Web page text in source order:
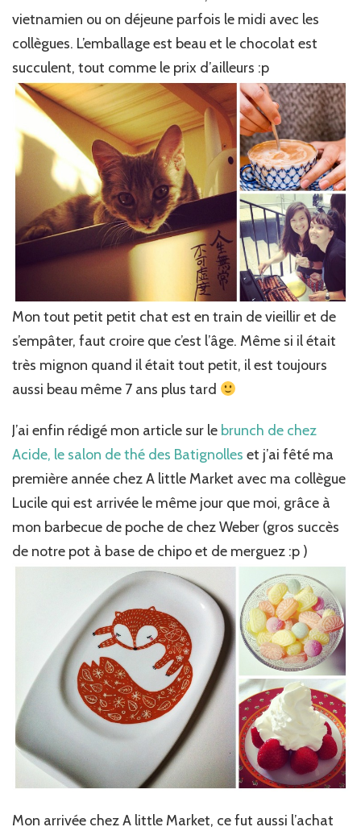
vietnamien ou on déjeune parfois le midi avec les
collègues. L’emballage est beau et le chocolat est
succulent, tout comme le prix d’ailleurs :p
Mon tout petit petit chat est en train de vieillir et de
s’empâter, faut croire que c’est l’âge. Même si il était
très mignon quand il était tout petit, il est toujours
aussi beau même 7 ans plus tard
J’ai enfin rédigé mon article sur le brunch de chez
Acide, le salon de thé des Batignolles et j’ai fêté ma
première année chez A little Market avec ma collègue
Lucile qui est arrivée le même jour que moi, grâce à
mon barbecue de poche de chez Weber (gros succès
de notre pot à base de chipo et de merguez :p )
Mon arrivée chez A little Market, ce fut aussi l’achat